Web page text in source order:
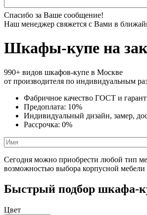
Спасибо за Ваше сообщение!
Наш менеджер свяжется с Вами в
Шкафы-купе на
990+ видов шкафов-купе в Москве
от производителя по индивидуальным
Фабричное качество ГОСТ и
Предоплата: 10%
Индивидуальный дизайн, замер,
Рассрочка: 0%
Сегодня можно приобрести любой тип
возможностью выбора корпусной
Быстрый подбор шкафа-
Цвет